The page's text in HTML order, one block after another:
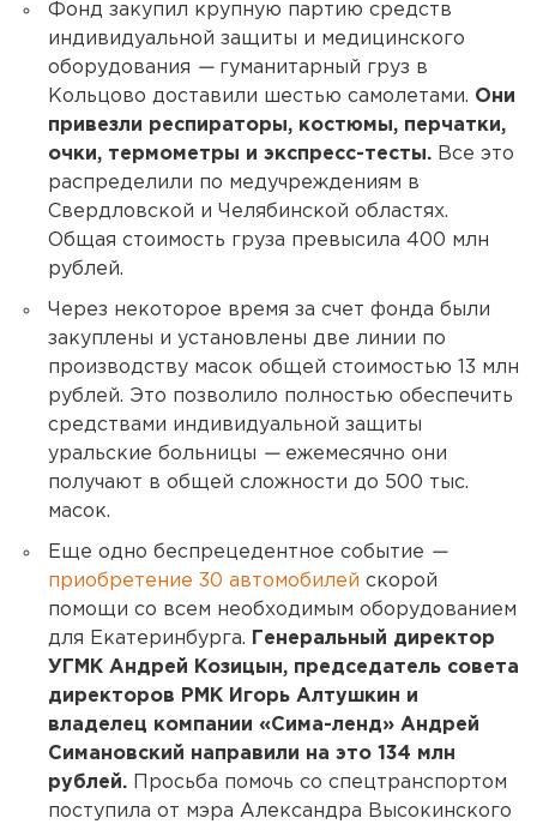
Фонд закупил крупную партию средств
индивидуальной защиты и медицинского
оборудования —гуманитарный груз в
Кольцово доставили шестью самолетами. Они
привезли респираторы, костюмы, перчатки,
очки, термометры и экспресс-тесты. Все это
распределили по медучреждениям в
Свердловской и Челябинской областях.
Общая стоимость груза превысила 400 млн
рублей.
Через некоторое время за счет фонда были
закуплены и установлены две линии по
производству масок общей стоимостью 13 млн
рублей. Это позволило полностью обеспечить
средствами индивидуальной защиты
уральские больницы —ежемесячно они
получают в общей сложности до 500 тыс.
масок.
Еще одно беспрецедентное событие —
приобретение 30 автомобилей скорой
помощи со всем необходимым оборудованием
для Екатеринбурга.
Генеральный директор
УГМК Андрей Козицын, председатель совета
директоров РМК Игорь Алтушкин и
владелец компании «Сима-ленд» Андрей
Симановский направили на это 134 млн
рублей.
Просьба помочь со спецтранспортом
поступила от мэра Александра Высокинского